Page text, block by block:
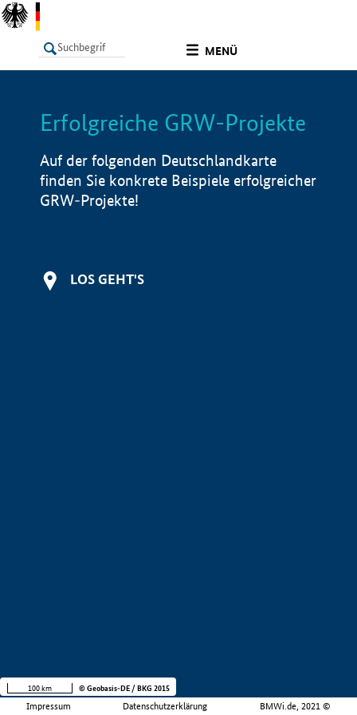
MENÜ
LISTE Info
Erfolgreiche GRW-Projekte
Auf der folgenden Deutschlandkarte
finden Sie konkrete Beispiele erfolgreicher
GRW-Projekte!
LOS GEHT'S
Impressum Datenschutzerklärung BMWi.de, 2021 ©
100 km © Geobasis-DE / BKG 2015